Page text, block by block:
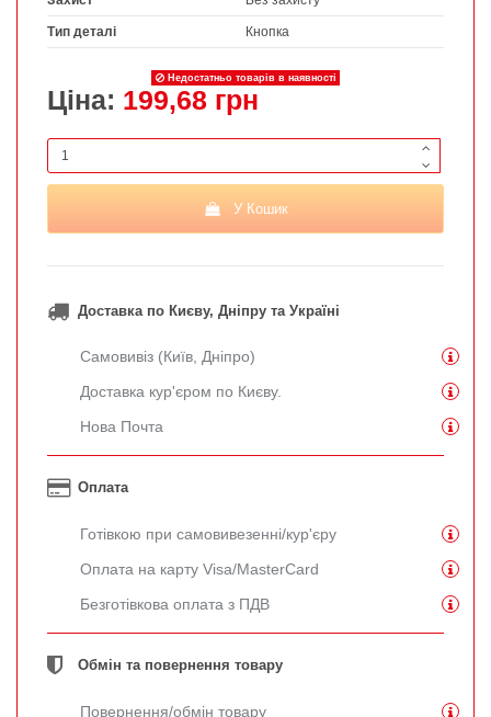
Тип деталі Кнопка
Недостатньо товарів в наявності
Ціна: 199,68 грн
У Кошик
Доставка по Києву, Дніпру та Україні
Самовивіз (Київ, Дніпро)
Доставка кур'єром по Києву.
Нова Почта
Оплата
Готівкою при самовивезенні/кур'єру
Оплата на карту Visa/MasterCard
Безготівкова оплата з ПДВ
Обмін та повернення товару
Повернення/обмін товару